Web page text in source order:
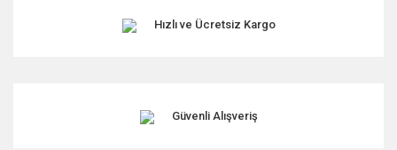
Hızlı ve Ücretsiz Kargo
Güvenli Alışveriş